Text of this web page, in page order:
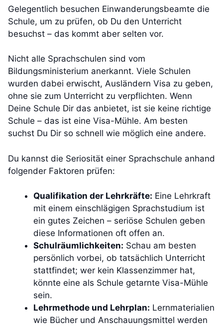
Gelegentlich besuchen Einwanderungsbeamte die
Schule, um zu prüfen, ob Du den Unterricht
besuchst – das kommt aber selten vor.
Nicht alle Sprachschulen sind vom
Bildungsministerium anerkannt. Viele Schulen
wurden dabei erwischt, Ausländern Visa zu geben,
ohne sie zum Unterricht zu verpflichten. Wenn
Deine Schule Dir das anbietet, ist sie keine richtige
Schule – das ist eine Visa-Mühle. Am besten
suchst Du Dir so schnell wie möglich eine andere.
Du kannst die Seriosität einer Sprachschule anhand
folgender Faktoren prüfen:
Qualifikation der Lehrkräfte: Eine Lehrkraft
mit einem einschlägigen Sprachstudium ist
ein gutes Zeichen – seriöse Schulen geben
diese Informationen oft offen an.
Schulräumlichkeiten: Schau am besten
persönlich vorbei, ob tatsächlich Unterricht
stattfindet; wer kein Klassenzimmer hat,
könnte eine als Schule getarnte Visa-Mühle
sein.
Lehrmethode und Lehrplan: Lernmaterialien
wie Bücher und Anschauungsmittel werden